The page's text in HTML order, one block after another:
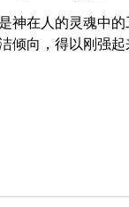
神在人的灵魂中
倾向，得以刚强